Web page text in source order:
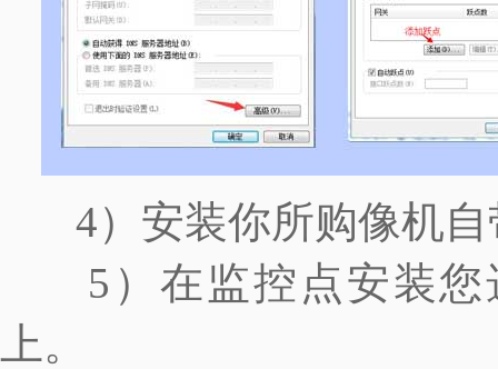
4）安装你所购像机自
5）在监控点安装您
上。